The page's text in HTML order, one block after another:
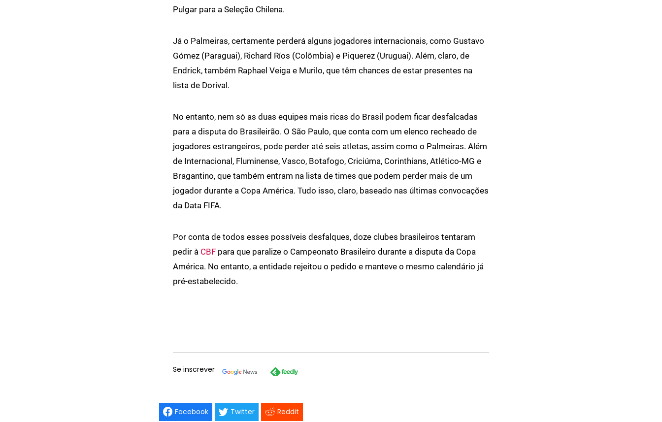
Pulgar para a Seleção Chilena.
Já o Palmeiras, certamente perderá alguns jogadores internacionais, como Gustavo
Gómez (Paraguai), Richard Ríos (Colômbia) e Piquerez (Uruguai). Além, claro, de
Endrick, também Raphael Veiga e Murilo, que têm chances de estar presentes na
lista de Dorival.
No entanto, nem só as duas equipes mais ricas do Brasil podem ficar desfalcadas
para a disputa do Brasileirão. O São Paulo, que conta com um elenco recheado de
jogadores estrangeiros, pode perder até seis atletas, assim como o Palmeiras. Além
de Internacional, Fluminense, Vasco, Botafogo, Criciúma, Corinthians, Atlético-MG e
Bragantino, que também entram na lista de times que podem perder mais de um
jogador durante a Copa América. Tudo isso, claro, baseado nas últimas convocações
da Data FIFA.
Por conta de todos esses possíveis desfalques, doze clubes brasileiros tentaram
pedir à CBF para que paralize o Campeonato Brasileiro durante a disputa da Copa
América. No entanto, a entidade rejeitou o pedido e manteve o mesmo calendário já
pré-estabelecido.
Se inscrever
Facebook Twitter Reddit